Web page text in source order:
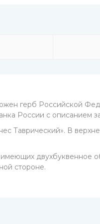
герб Российской
России с описанием
Таврический». В
двухбуквенное
стороне.